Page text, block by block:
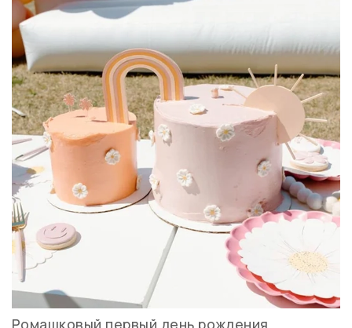
Ромашковый первый день рождения